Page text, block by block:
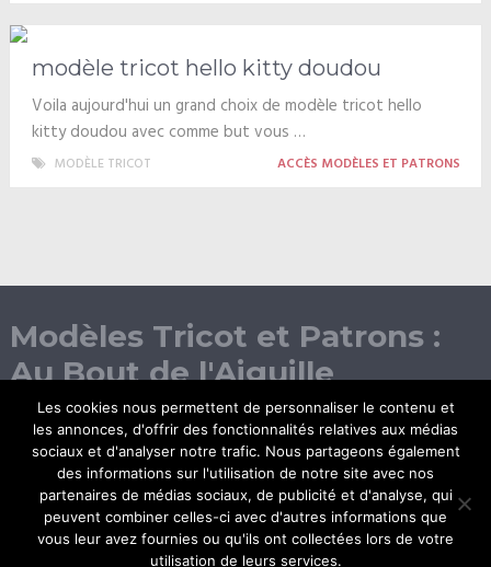
modèle tricot hello kitty doudou
Voila aujourd'hui un grand choix de modèle tricot hello
kitty doudou avec comme but vous …
MODÈLE TRICOT ACCÈS MODÈLES ET PATRONS
Modèles Tricot et Patrons :
Au Bout de l'Aiguille
Les cookies nous permettent de personnaliser le contenu et
les annonces, d'offrir des fonctionnalités relatives aux médias
sociaux et d'analyser notre trafic. Nous partageons également
des informations sur l'utilisation de notre site avec nos
partenaires de médias sociaux, de publicité et d'analyse, qui
peuvent combiner celles-ci avec d'autres informations que
vous leur avez fournies ou qu'ils ont collectées lors de votre
utilisation de leurs services.